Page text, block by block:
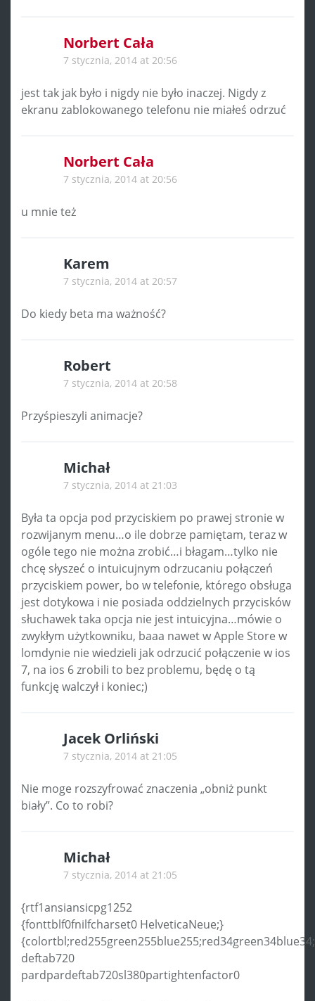
Norbert Cała
7 stycznia, 2014 at 20:56
jest tak jak było i nigdy nie było inaczej. Nigdy z
ekranu zablokowanego telefonu nie miałeś odrzuć
Norbert Cała
7 stycznia, 2014 at 20:56
u mnie też
Karem
7 stycznia, 2014 at 20:57
Do kiedy beta ma ważność?
Robert
7 stycznia, 2014 at 20:58
Przyśpieszyli animacje?
Michał
7 stycznia, 2014 at 21:03
Była ta opcja pod przyciskiem po prawej stronie w
rozwijanym menu…o ile dobrze pamiętam, teraz w
ogóle tego nie można zrobić…i błagam…tylko nie
chcę słyszeć o intuicujnym odrzucaniu połączeń
przyciskiem power, bo w telefonie, którego obsługa
jest dotykowa i nie posiada oddzielnych przycisków
słuchawek taka opcja nie jest intuicyjna…mówie o
zwykłym użytkowniku, baaa nawet w Apple Store w
lomdynie nie wiedzieli jak odrzucić połączenie w ios
7, na ios 6 zrobili to bez problemu, będę o tą
funkcję walczył i koniec;)
Jacek Orliński
7 stycznia, 2014 at 21:05
Nie moge rozszyfrować znaczenia „obniż punkt
biały”. Co to robi?
Michał
7 stycznia, 2014 at 21:05
{rtf1ansiansicpg1252
{fonttblf0fnilfcharset0 HelveticaNeue;}
deftab720
pardpardeftab720sl380partightenfactor0